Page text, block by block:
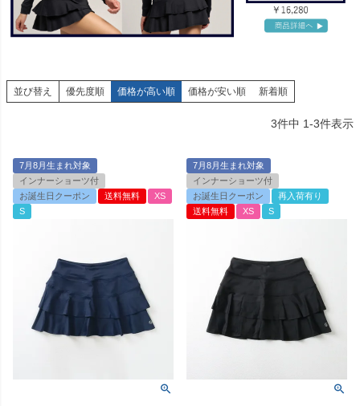
並び替え 優先度順 価格が高い順 価格が安い順 新着順
3件中 1-3件表示
7月8月生まれ対象
インナーショーツ付
お誕生日クーポン
送料無料
XS
S
7月8月生まれ対象
インナーショーツ付
お誕生日クーポン
再入荷有り
送料無料
XS S